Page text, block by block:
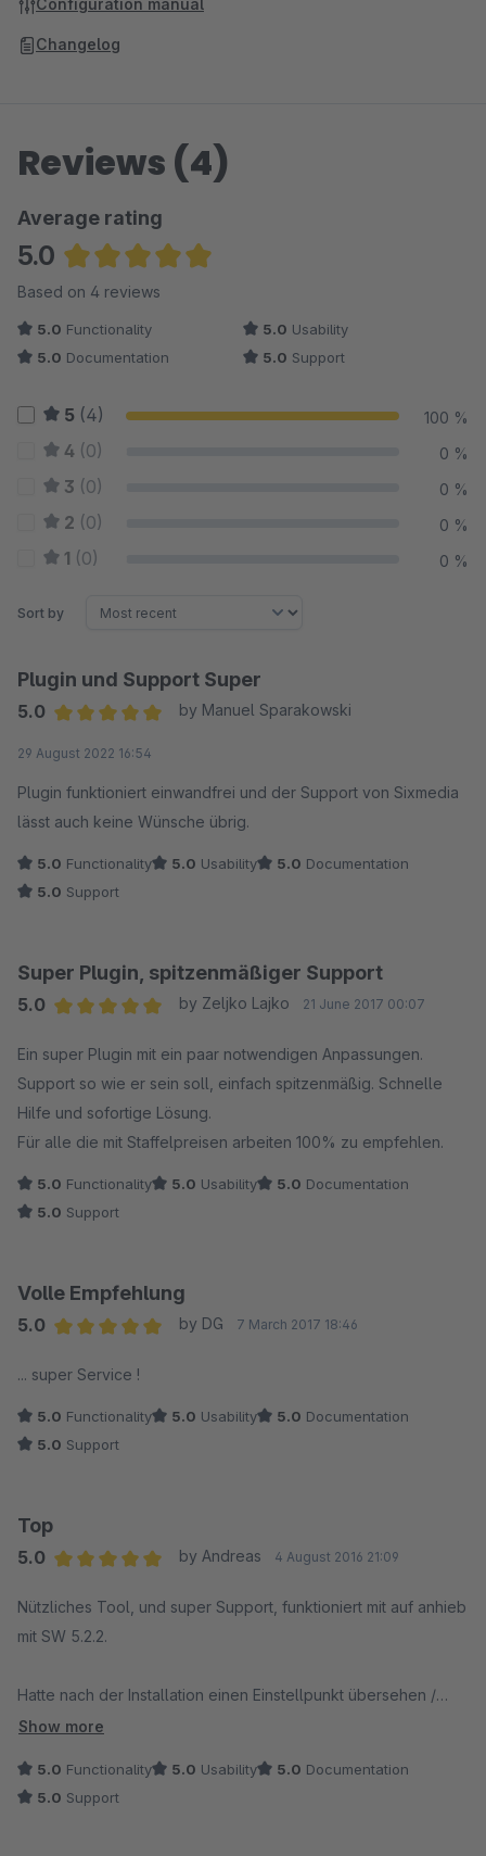
Configuration manual
Changelog
Reviews (4)
Average rating
5.0
Average rating of 5 out of 5 stars
Based on 4 reviews
5.0 Functionality 5.0 Usability
5.0 Documentation 5.0 Support
5 (4) 100 %
4 (0) 0 %
3 (0) 0 %
2 (0) 0 %
1 (0) 0 %
Sort by
Plugin und Support Super
5.0
by Manuel Sparakowski
29 August 2022 16:54
Plugin funktioniert einwandfrei und der Support von Sixmedia
lässt auch keine Wünsche übrig.
5.0 Functionality 5.0 Usability 5.0 Documentation
5.0 Support
Super Plugin, spitzenmäßiger Support
5.0
by Zeljko Lajko 21 June 2017 00:07
Ein super Plugin mit ein paar notwendigen Anpassungen.
Support so wie er sein soll, einfach spitzenmäßig. Schnelle
Hilfe und sofortige Lösung.
Für alle die mit Staffelpreisen arbeiten 100% zu empfehlen.
5.0 Functionality 5.0 Usability 5.0 Documentation
5.0 Support
Volle Empfehlung
5.0
by DG 7 March 2017 18:46
... super Service !
5.0 Functionality 5.0 Usability 5.0 Documentation
5.0 Support
Top
5.0
by Andreas 4 August 2016 21:09
Nützliches Tool, und super Support, funktioniert mit auf anhieb
mit SW 5.2.2.
Hatte nach der Installation einen Einstellpunkt übersehen /
nicht gefunden und mich an den Support gewendet. Prompte
Show more
5.0 Functionality 5.0 Usability 5.0 Documentation
5.0 Support